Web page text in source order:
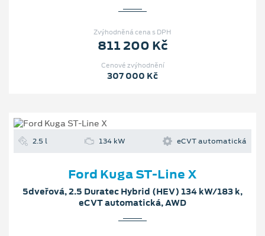
Zvýhodněná cena s DPH
811 200 Kč
Cenové zvýhodnění
307 000 Kč
2.5 l 134 kW eCVT automatická
Ford Kuga ST-Line X
5dveřová, 2.5 Duratec Hybrid (HEV) 134 kW/183 k,
eCVT automatická, AWD